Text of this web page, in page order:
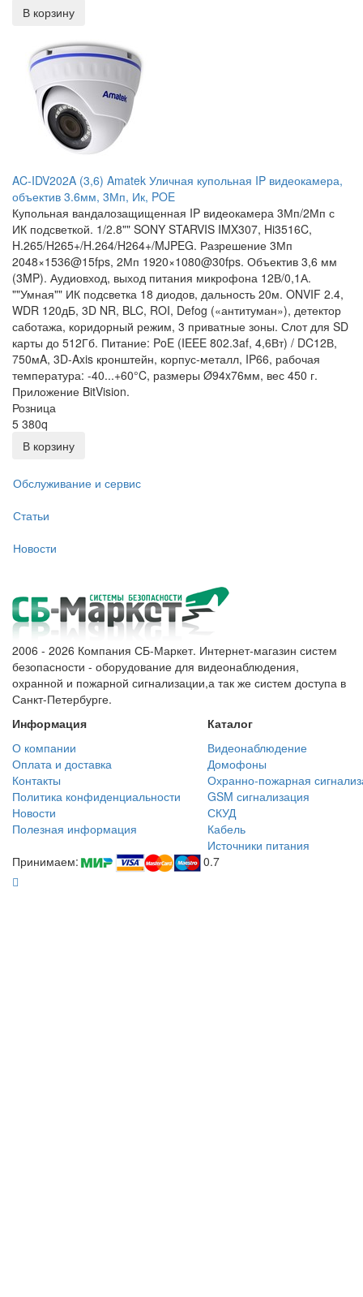
В корзину
AC-IDV202A (3,6) Amatek Уличная купольная IP видеокамера,
объектив 3.6мм, 3Мп, Ик, POE
Купольная вандалозащищенная IP видеокамера 3Мп/2Мп с
ИК подсветкой. 1/2.8"" SONY STARVIS IMX307, Hi3516C,
H.265/H265+/H.264/H264+/MJPEG. Разрешение 3Мп
2048×1536@15fps, 2Мп 1920×1080@30fps. Объектив 3,6 мм
(3MP). Аудиовход, выход питания микрофона 12В/0,1А.
""Умная"" ИК подсветка 18 диодов, дальность 20м. ONVIF 2.4,
WDR 120дБ, 3D NR, BLC, ROI, Defog («антитуман»), детектор
саботажа, коридорный режим, 3 приватные зоны. Слот для SD
карты до 512Гб. Питание: PoE (IEEE 802.3af, 4,6Вт) / DC12В,
750мA, 3D-Axis кронштейн, корпус-металл, IP66, рабочая
температура: -40...+60°C, размеры Ø94x76мм, вес 450 г.
Приложение BitVision.
Розница
5 380q
В корзину
Обслуживание и сервис
Статьи
Новости
2006 - 2026 Компания СБ-Маркет. Интернет-магазин систем
безопасности - оборудование для видеонаблюдения,
охранной и пожарной сигнализации,а так же систем доступа в
Санкт-Петербурге.
Информация
Каталог
О компании
Видеонаблюдение
Оплата и доставка
Домофоны
Контакты
Охранно-пожарная
Политика конфиденциальности
GSM сигнализация
Новости
СКУД
Полезная информация
Кабель
Источники питания
Принимаем:
0.7